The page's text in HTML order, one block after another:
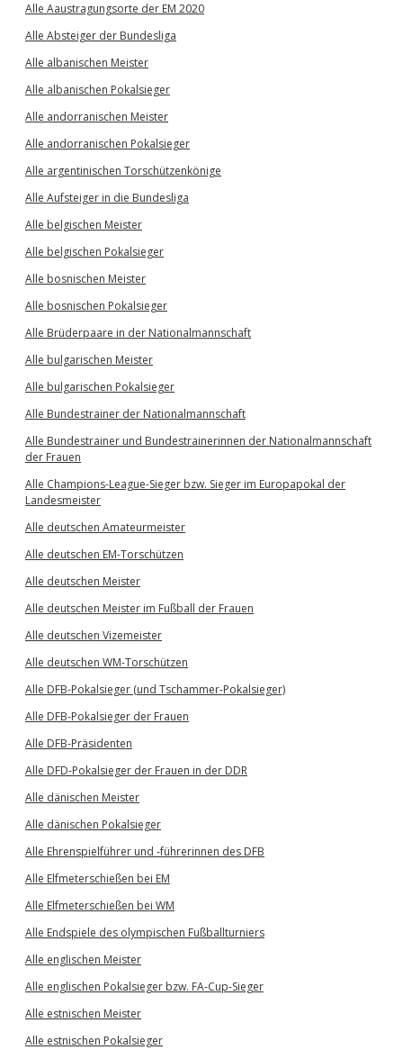
Alle Aaustragungsorte der EM 2020
Alle Absteiger der Bundesliga
Alle albanischen Meister
Alle albanischen Pokalsieger
Alle andorranischen Meister
Alle andorranischen Pokalsieger
Alle argentinischen Torschützenkönige
Alle Aufsteiger in die Bundesliga
Alle belgischen Meister
Alle belgischen Pokalsieger
Alle bosnischen Meister
Alle bosnischen Pokalsieger
Alle Brüderpaare in der Nationalmannschaft
Alle bulgarischen Meister
Alle bulgarischen Pokalsieger
Alle Bundestrainer der Nationalmannschaft
Alle Bundestrainer und Bundestrainerinnen der Nationalmannschaft
der Frauen
Alle Champions-League-Sieger bzw. Sieger im Europapokal der
Landesmeister
Alle deutschen Amateurmeister
Alle deutschen EM-Torschützen
Alle deutschen Meister
Alle deutschen Meister im Fußball der Frauen
Alle deutschen Vizemeister
Alle deutschen WM-Torschützen
Alle DFB-Pokalsieger (und Tschammer-Pokalsieger)
Alle DFB-Pokalsieger der Frauen
Alle DFB-Präsidenten
Alle DFD-Pokalsieger der Frauen in der DDR
Alle dänischen Meister
Alle dänischen Pokalsieger
Alle Ehrenspielführer und -führerinnen des DFB
Alle Elfmeterschießen bei EM
Alle Elfmeterschießen bei WM
Alle Endspiele des olympischen Fußballturniers
Alle englischen Meister
Alle englischen Pokalsieger bzw. FA-Cup-Sieger
Alle estnischen Meister
Alle estnischen Pokalsieger